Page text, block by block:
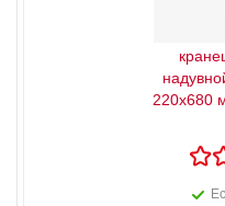
220x680